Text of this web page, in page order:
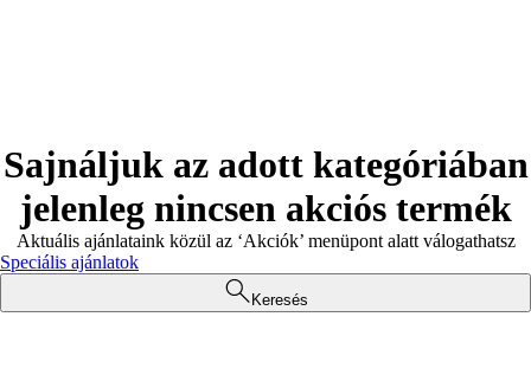
Sajnáljuk az adott kategóriában
jelenleg nincsen akciós termék
Aktuális ajánlataink közül az ‘Akciók’ menüpont alatt válogathatsz
Speciális ajánlatok
Keresés